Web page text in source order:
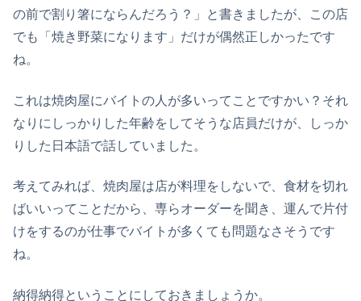
の前で割り箸にならんだろう？」と書きましたが、この店
でも「焼き野菜になります」だけが偶然正しかったです
ね。
これは焼肉屋にバイトの人が多いってことですかい？それ
なりにしっかりした年齢をしてそうな店員だけが、しっか
りした日本語で話していました。
考えてみれば、焼肉屋は店が料理をしないで、食材を切れ
ばいいってことだから、専らオーダーを聞き、運んで片付
けをするのが仕事でバイトが多くても問題なさそうです
ね。
納得納得ということにしておきましょうか。